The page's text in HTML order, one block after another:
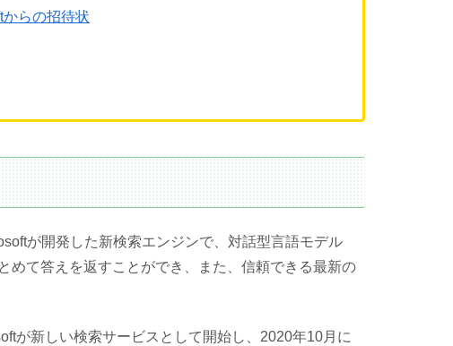
らの招待状
が開発した新検索エンジンで、対話型言語モデル
めて答えを返すことができ、また、信頼できる最新の
が新しい検索サービスとして開始し、2020年10月に